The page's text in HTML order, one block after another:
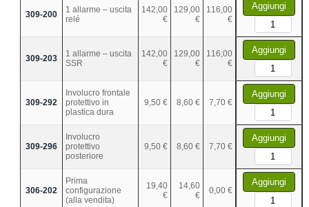
309-200
1 allarme – uscita
relé
142,00
€
129,00
€
116,00
€
Aggiungi
309-203
1 allarme – uscita
SSR
142,00
€
129,00
€
116,00
€
Aggiungi
309-292
Involucro frontale
protettivo in
plastica dura
9,50 € 8,60 € 7,70 €
Aggiungi
309-296
Involucro
protettivo
posteriore
9,50 € 8,60 € 7,70 €
Aggiungi
306-202
Prima
configurazione
(alla vendita)
19,40
€
14,60
€
0,00 €
Aggiungi